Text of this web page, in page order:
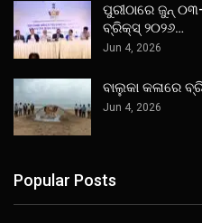
ପୁରୀଠାରେ ଜୁନ୍
ବ୍ରିକ୍ସ୍ ୨୦୨୬…
Jun 4, 2026
ବାଲୁକା କଳାରେ
Jun 4, 2026
Popular Posts